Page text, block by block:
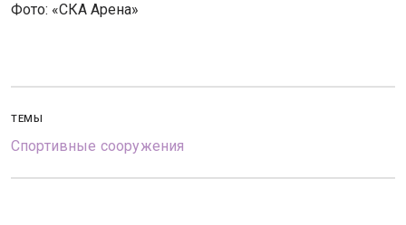
Фото: «СКА Арена»
ТЕМЫ
Спортивные сооружения